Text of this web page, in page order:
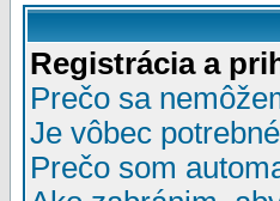
Registrácia a
Prečo sa
Je vôbec
Prečo som